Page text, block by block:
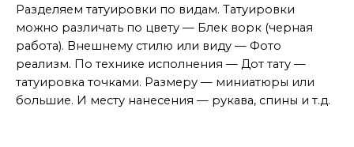
Разделяем татуировки по видам. Татуировки
можно различать по цвету — Блек ворк (черная
работа). Внешнему стилю или виду — Фото
реализм. По технике исполнения — Дот тату —
татуировка точками. Размеру — миниатюры или
большие. И месту нанесения — рукава, спины и т.д.